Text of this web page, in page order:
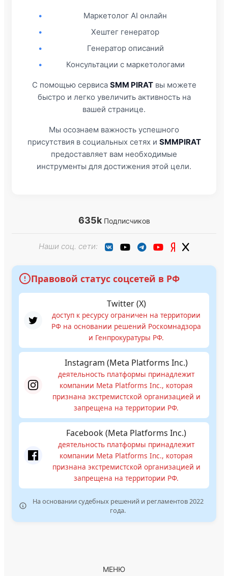
•
Маркетолог AI онлайн
•
Хештег генератор
•
Генератор описаний
•
Консультации с маркетологами
С помощью сервиса SMM PIRATвы можете
быстро и легко увеличить активность на
вашей странице.
Мы осознаем важность успешного
присутствия в социальных сетях и SMMPIRAT
предоставляет вам необходимые
инструменты для достижения этой цели.
635kПодписчиков
Наши соц. сети:
Правовой статус соцсетей в РФ
Twitter (X)
доступ к ресурсу ограничен на территории
РФ на основании решений Роскомнадзора
и Генпрокуратуры РФ.
Instagram (Meta Platforms Inc.)
деятельность платформы принадлежит
компании Meta Platforms Inc., которая
признана экстремистской организацией и
запрещена на территории РФ.
Facebook (Meta Platforms Inc.)
деятельность платформы принадлежит
компании Meta Platforms Inc., которая
признана экстремистской организацией и
запрещена на территории РФ.
На основании судебных решений и регламентов 2022
года.
МЕНЮ